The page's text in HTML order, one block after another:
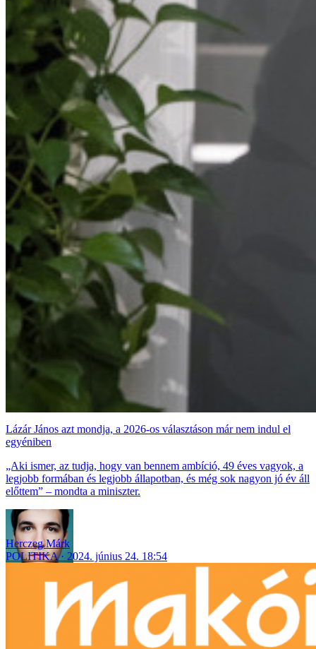
Lázár János azt mondja, a 2026-os választáson már nem indul el
egyéniben
„Aki ismer, az tudja, hogy van bennem ambíció, 49 éves vagyok, a
legjobb formában és legjobb állapotban, és még sok nagyon jó év áll
előttem” – mondta a miniszter.
Herczeg Márk
POLITIKA
2024. június 24. 18:54